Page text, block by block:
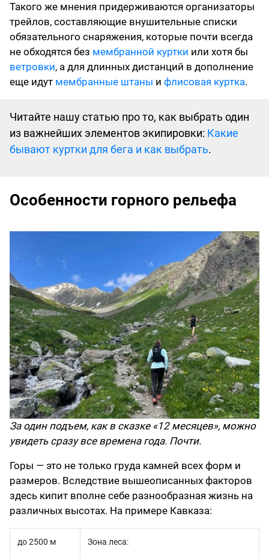
Такого же мнения придерживаются организаторы
трейлов, составляющие внушительные списки
обязательного снаряжения, которые почти всегда
не обходятся без мембранной куртки или хотя бы
ветровки, а для длинных дистанций в дополнение
еще идут мембранные штаны и флисовая куртка.
Читайте нашу статью про то, как выбрать один
из важнейших элементов экипировки: Какие
бывают куртки для бега и как выбрать.
Особенности горного рельефа
За один подъем, как в сказке «‎12 месяцев»‎, можно
увидеть сразу все времена года. Почти.‎
Горы — это не только груда камней всех форм и
размеров. Вследствие вышеописанных факторов
здесь кипит вполне себе разнообразная жизнь на
различных высотах. На примере Кавказа:
до 2500 м Зона леса: